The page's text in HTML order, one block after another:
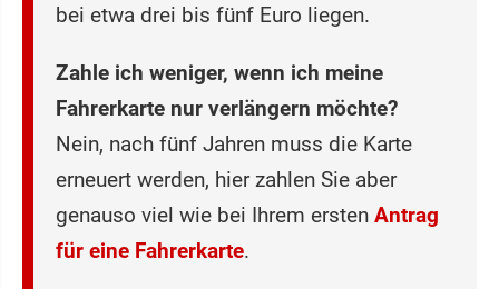
bei etwa drei bis fünf Euro liegen.
Zahle ich weniger, wenn ich meine
Fahrerkarte nur verlängern möchte?
Nein, nach fünf Jahren muss die Karte
erneuert werden, hier zahlen Sie aber
genauso viel wie bei Ihrem ersten Antrag
für eine Fahrerkarte.